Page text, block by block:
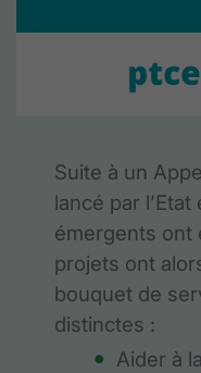
Suite à un
lancé par l’Etat
émergents ont
projets ont
bouquet de
distinctes :
Aider à la